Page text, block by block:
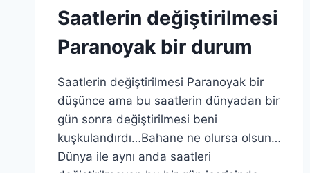
Saatlerin değiştirilmesi
Paranoyak bir durum
Saatlerin değiştirilmesi Paranoyak bir
düşünce ama bu saatlerin dünyadan bir
gün sonra değiştirilmesi beni
kuşkulandırdı…Bahane ne olursa olsun…
Dünya ile aynı anda saatleri